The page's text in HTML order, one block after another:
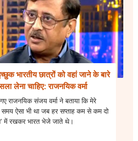
भारतीय छात्रों को वहां जाने के बारे
लेना चाहिए: राजनयिक वर्मा
राजनयिक संजय वर्मा ने बताया कि मेरे
समय ऐसा भी था जब हर सप्ताह कम से कम दो
में रखकर भारत भेजे जाते थे।